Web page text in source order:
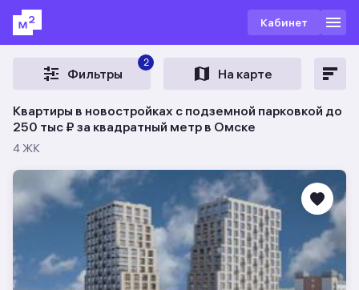
Кабинет
Фильтры
2
На карте
Квартиры в новостройках с подземной парковкой до
250 тыс ₽ за квадратный метр в Омске
4 ЖК